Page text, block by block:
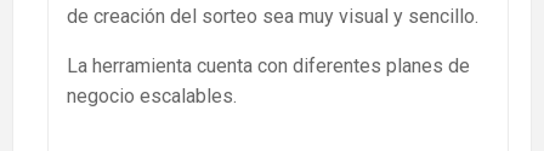
de creación del sorteo sea muy visual y sencillo.
La herramienta cuenta con diferentes planes de
negocio escalables.